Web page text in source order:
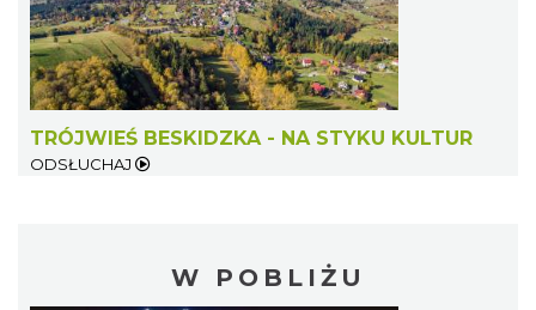
TRÓJWIEŚ BESKIDZKA - NA STYKU KULTUR
ODSŁUCHAJ
W POBLIŻU